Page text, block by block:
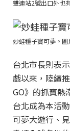
雙連站2號出口外也
妙蛙種子寶可夢。
台北市長則表
戲以來，陸續
GO》的抓寶熱
台北成為本活
可夢大遊行、